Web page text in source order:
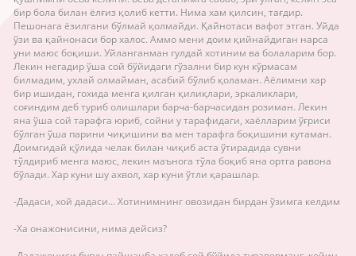
бир бола билан ёлғиз қолиб кетти. Нима хам қилсин, тағдир.
Пешонага ёзилгани бўлмай қолмайди. Қайнотаси вафот этган. Уйда
ўзи ва қайнонаси бор халос. Аммо мени доим қийнайдиган нарса
уни маюс боқиши. Уйланганман гулдай хотиним ва болаларим бор.
Лекин негадир ўша сой бўйидаги гўзални бир кун кўрмасам
билмадим, ухлай олмайман, асабий бўлиб қоламан. Аёлимни хар
бир ишидан, гохида менга қилган қилиқлари, эркаликлари,
соғиндим деб туриб олишлари барча-барчасидан розиман. Лекин
яна ўша сой тарафга юриб, сойни у тарафидаги, хаёлларим ўғриси
бўлган ўша парини чиқишини ва мен тарафга боқишини кутаман.
Доимгидай қўлида челак билан чиқиб аста ўтирадида сувни
тўлдириб менга маюс, лекин маънога тўла боқиб яна ортга равона
бўлади. Хар куни шу ахвол, хар куни ўтли қарашлар.
-Дадаси, хой дадаси... Хотинимнинг овозидан бирдан ўзимга келдим
-Ха онажонисини, нима дейсиз?